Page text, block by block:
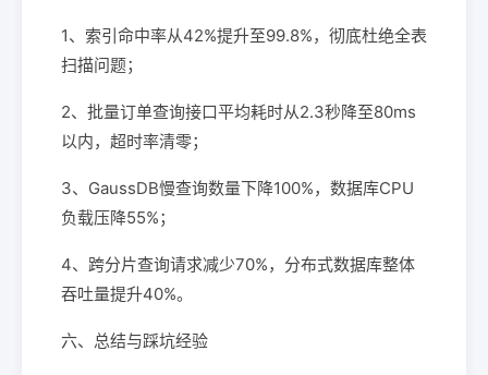
1、索引命中率从42%提升至99.8%，彻底杜绝全表
扫描问题；
2、批量订单查询接口平均耗时从2.3秒降至80ms
以内，超时率清零；
3、GaussDB慢查询数量下降100%，数据库CPU
负载压降55%；
4、跨分片查询请求减少70%，分布式数据库整体
吞吐量提升40%。
六、总结与踩坑经验